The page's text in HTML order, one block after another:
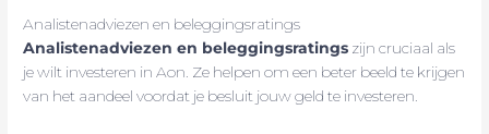
Analistenadviezen en beleggingsratings
Analistenadviezen en beleggingsratings zijn cruciaal als
je wilt investeren in Aon. Ze helpen om een beter beeld te krijgen
van het aandeel voordat je besluit jouw geld te investeren.